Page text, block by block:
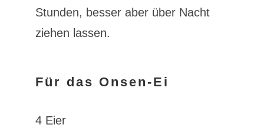
Stunden, besser aber über Nacht
ziehen lassen.
Für das Onsen-Ei
4 Eier